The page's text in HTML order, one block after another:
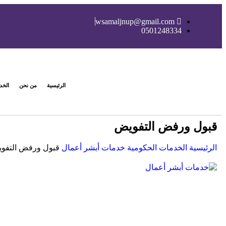
wsamaljnup@gmail.com
0501248334
الرئيسية من نحن
قبول ورفض التفويض
الرئيسية الخدمات الحكومية خدمات أبشر أعمال قبول ورفض